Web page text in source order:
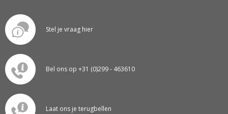
Stel je vraag hier
Bel ons op +31 (0)299 - 463610
Laat ons je terugbellen